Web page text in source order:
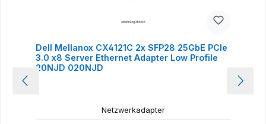
Dell Mellanox CX4121C 2x SFP28 25GbE PCIe
3.0 x8 Server Ethernet Adapter Low Profile
20NJD 020NJD
Netzwerkadapter